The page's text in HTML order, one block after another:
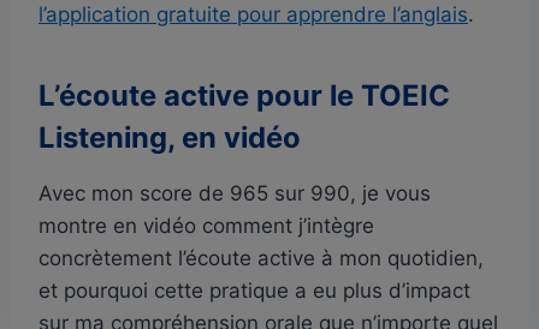
l’application gratuite pour apprendre l’anglais.
L’écoute active pour le TOEIC
Listening, en vidéo
Avec mon score de 965 sur 990, je vous
montre en vidéo comment j’intègre
concrètement l’écoute active à mon quotidien,
et pourquoi cette pratique a eu plus d’impact
sur ma compréhension orale que n’importe quel